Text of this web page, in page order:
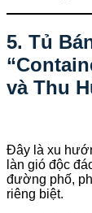
5. Tủ
và Thu
Đây là xu
làn gió độc
đường phố,
riêng biệt.